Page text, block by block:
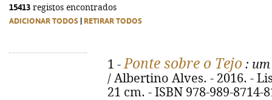
15413 registos encontrados
ADICIONAR TODOS RETIRAR TODOS
1 -Ponte sobre o Tejo :
/ Albertino Alves. - 2016. -
21 cm. - ISBN 978-989-8714-